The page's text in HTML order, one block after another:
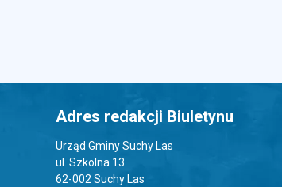
Adres redakcji Biuletynu
Urząd Gminy Suchy Las
ul. Szkolna 13
62-002 Suchy Las